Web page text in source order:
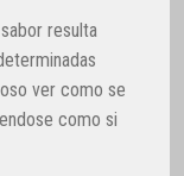
resulta
ver como se
como si